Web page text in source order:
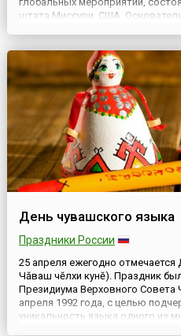
штата Миссури, США.
День чувашского языка
Праздники России
25 апреля ежегодно
Чăваш чĕлхи кунĕ). Праздник
Президиума Верховного Совета
апреля 1992 года, с целью
уникальность языка одного из